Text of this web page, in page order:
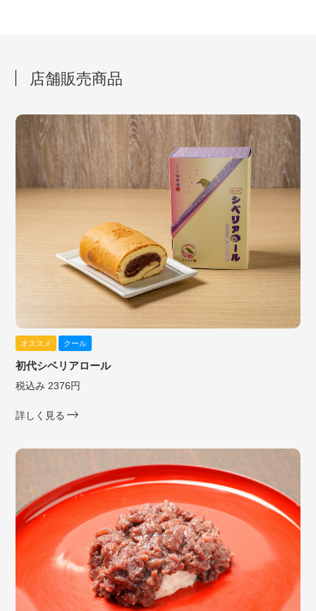
店舗販売商品
オススメ クール
初代シベリアロール
税込み 2376円
詳しく見る